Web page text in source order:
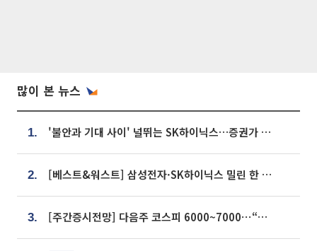
많이 본 뉴스
1. '불안과 기대 사이' 널뛰는 SK하이닉스…증권가 "HBM4·LTA 기반 펀터멘털 견고"
2. [베스트&워스트] 삼성전자·SK하이닉스 밀린 한 주…상상인증권은 85% 급등
3. [주간증시전망] 다음주 코스피 6000~7000⋯“外人 수급은 정책이 변수”